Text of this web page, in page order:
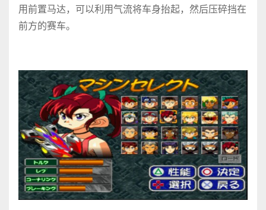
用前置马达，可以利用气流将车身抬起，然后压碎挡在
前方的赛车。